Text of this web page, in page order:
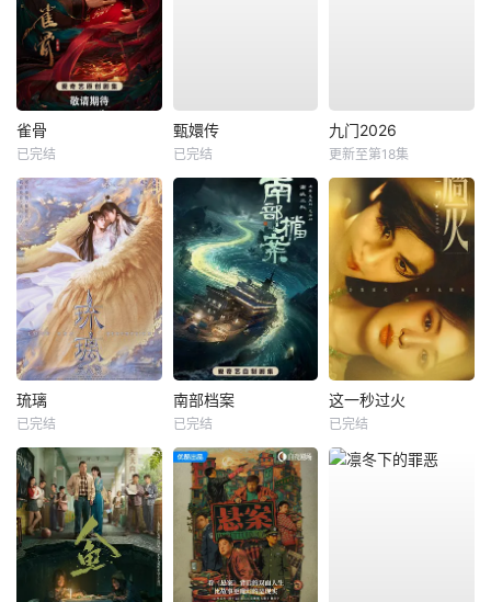
雀骨
已完结
甄嬛传
已完结
九门2026
更新至第18集
琉璃
已完结
南部档案
已完结
这一秒过火
已完结